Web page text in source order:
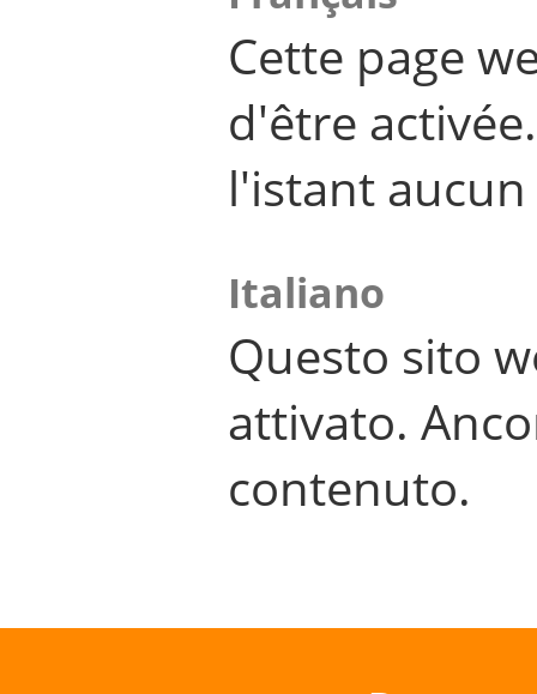
Cette page
d'être
l'istant
Italiano
Questo sito
attivato.
contenuto.